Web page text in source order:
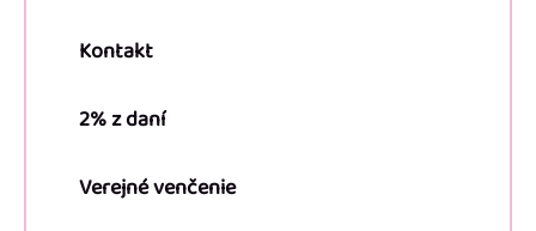
Kontakt
2% z daní
Verejné venčenie